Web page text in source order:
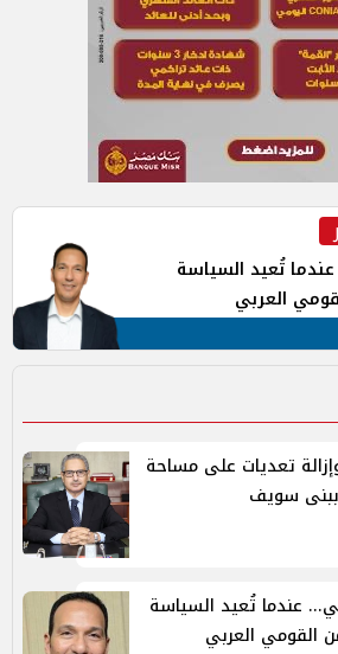
تُعيد السياسة
العربي
وإزالة تعديات على مساحة
عندما تُعيد السياسة
القومي العربي